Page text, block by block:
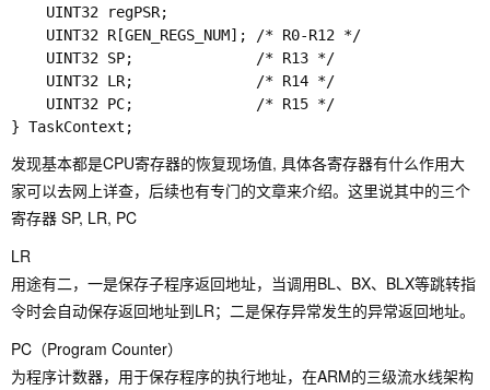
    UINT32 regPSR;
    UINT32 R[GEN_REGS_NUM]; /* R0-R12 */
    UINT32 SP;              /* R13 */
    UINT32 LR;              /* R14 */
    UINT32 PC;              /* R15 */
发现基本都是CPU寄存器的恢复现场值, 具体各寄存器有什么作用大
家可以去网上详查，后续也有专门的文章来介绍。这里说其中的三个
寄存器 SP, LR, PC
LR
用途有二，一是保存子程序返回地址，当调用BL、BX、BLX等跳转指
令时会自动保存返回地址到LR；二是保存异常发生的异常返回地址。
PC（Program Counter）
为程序计数器，用于保存程序的执行地址，在ARM的三级流水线架构